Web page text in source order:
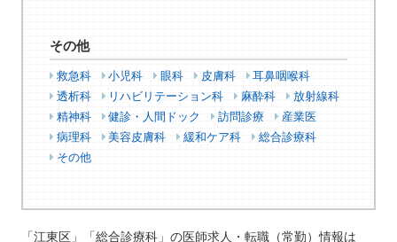
その他
救急科 小児科 眼科 皮膚科
耳鼻咽喉科
透析科
リハビリテーション科 麻酔科
放射線科
精神科
健診・人間ドック 訪問診療
産業医
病理科
美容皮膚科 緩和ケア科
総合診療科
その他
「江東区」「総合診療科」の医師求人・転職（常勤）情報は